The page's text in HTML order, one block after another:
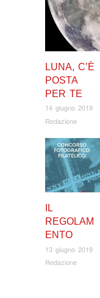
LUNA, C’È
POSTA
PER TE
14 giugno 2019
Redazione
IL
REGOLAM
ENTO
13 giugno 2019
Redazione